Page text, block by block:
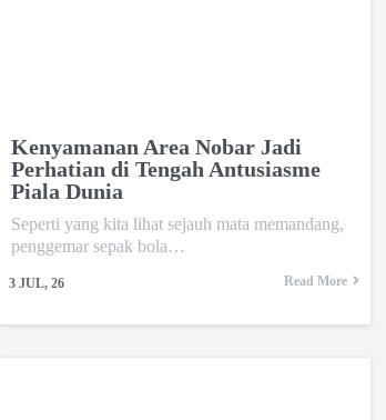
Kenyamanan Area Nobar Jadi
Perhatian di Tengah Antusiasme
Piala Dunia
3 JUL, 26
Seperti yang kita lihat sejauh mata memandang,
penggemar sepak bola…
Read More